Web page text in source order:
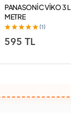
PANASONİC VİKO 3
METRE
(1)
595 TL